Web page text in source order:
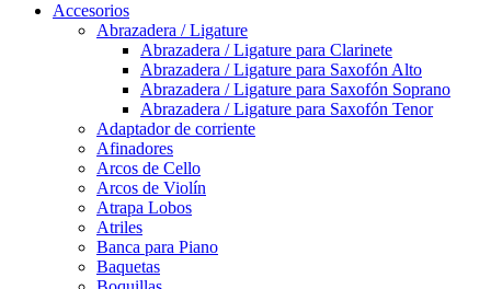
Accesorios
Abrazadera / Ligature
Abrazadera / Ligature para Clarinete
Abrazadera / Ligature para Saxofón Alto
Abrazadera / Ligature para Saxofón Soprano
Abrazadera / Ligature para Saxofón Tenor
Adaptador de corriente
Afinadores
Arcos de Cello
Arcos de Violín
Atrapa Lobos
Atriles
Banca para Piano
Baquetas